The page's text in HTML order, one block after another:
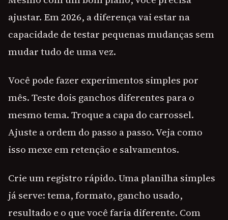
ajustar. Em 2026, a diferença vai estar na
capacidade de testar pequenas mudanças sem
mudar tudo de uma vez.
Você pode fazer experimentos simples por
mês. Teste dois ganchos diferentes para o
mesmo tema. Troque a capa do carrossel.
Ajuste a ordem do passo a passo. Veja como
isso mexe em retenção e salvamentos.
Crie um registro rápido. Uma planilha simples
já serve: tema, formato, gancho usado,
resultado e o que você faria diferente. Com